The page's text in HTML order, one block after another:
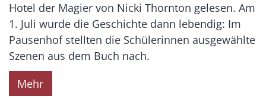
Hotel der Magier von Nicki Thornton gelesen. Am
1. Juli wurde die Geschichte dann lebendig: Im
Pausenhof stellten die Schülerinnen ausgewählte
Szenen aus dem Buch nach.
Mehr